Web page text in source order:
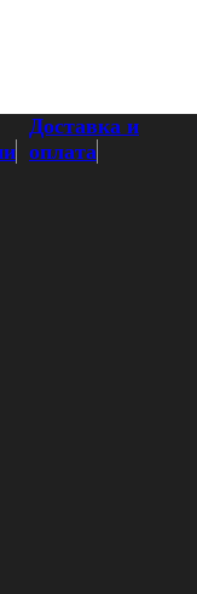
Доставка и
оплата